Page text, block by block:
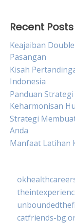
Recent Posts
Keajaiban
Pasangan
Kisah
Indonesia
Panduan
Keharmonisan
Strategi
Anda
Manfaat Latihan
catfriends-